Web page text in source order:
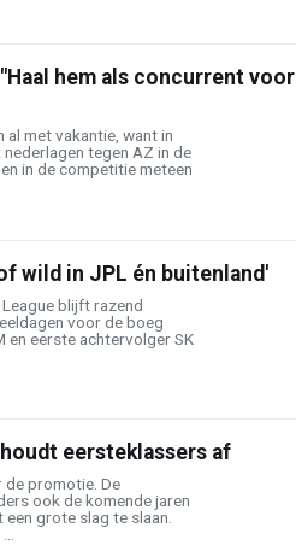
hem als concurrent voor
al met vakantie, want in
tegen AZ in de
in de competitie meteen
wild in JPL én buitenland'
blijft razend
voor de boeg
en eerste achtervolger SK
eersteklassers af
de promotie. De
ook de komende jaren
grote slag te slaan.